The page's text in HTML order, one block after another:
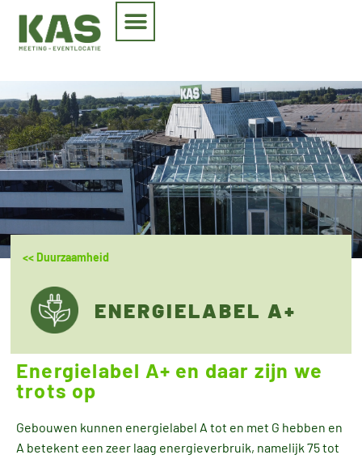
<< Duurzaamheid
ENERGIELABEL A+
Energielabel A+ en daar zijn we
trots op
Gebouwen kunnen energielabel A tot en met G hebben en
A betekent een zeer laag energieverbruik, namelijk 75 tot